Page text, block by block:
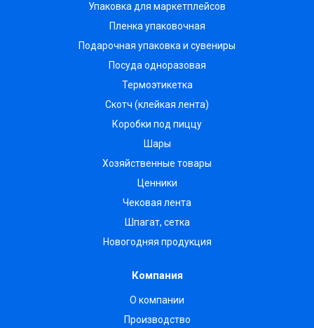
Упаковка для маркетплейсов
Пленка упаковочная
Подарочная упаковка и сувениры
Посуда одноразовая
Термоэтикетка
Скотч (клейкая лента)
Коробки под пиццу
Шары
Хозяйственные товары
Ценники
Чековая лента
Шпагат, сетка
Новогодняя продукция
Компания
О компании
Производство